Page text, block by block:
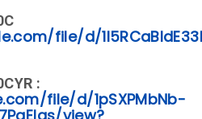
file/d/
:
file/d/1pSXPMbNb-